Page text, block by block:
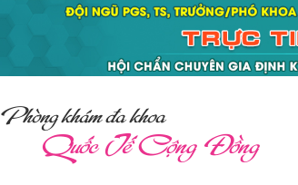
Phòng khám đa khoa
Quốc Tế Cộng Đồng